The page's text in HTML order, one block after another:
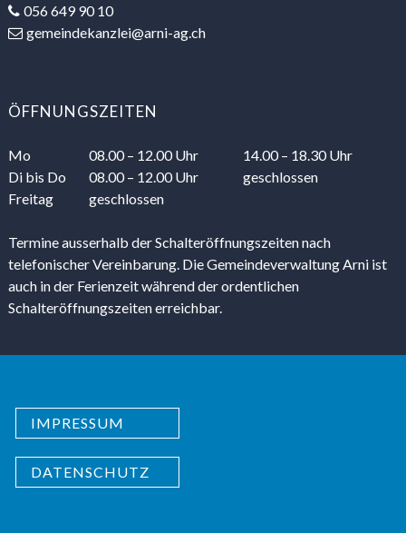
056 649 90 10
gemeindekanzlei@arni-ag.ch
ÖFFNUNGSZEITEN
Mo 08.00 – 12.00 Uhr
14.00 – 18.30 Uhr
Dibis Do 08.00 – 12.00 Uhr
geschlossen
Freitag
geschlossen
Termine ausserhalb der Schalteröffnungszeiten nach
telefonischer Vereinbarung. Die Gemeindeverwaltung Arni ist
auch in der Ferienzeit während der ordentlichen
Schalteröffnungszeiten erreichbar.
IMPRESSUM
DATENSCHUTZ